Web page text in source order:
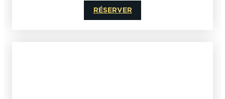
RÉSERVER